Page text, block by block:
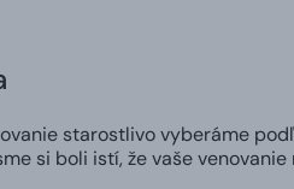
starostlivo vyberáme
si boli istí, že vaše